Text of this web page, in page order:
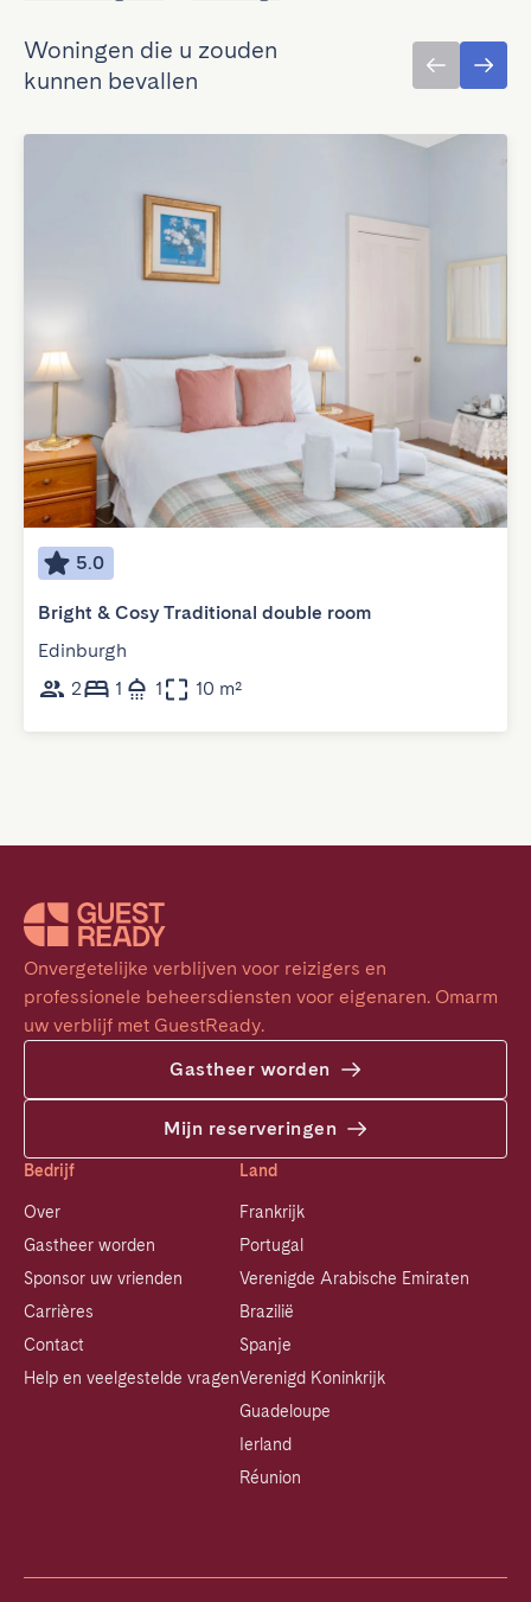
Woningen die u zouden
kunnen bevallen
5.0
Bright & Cosy Traditional double room
Edinburgh
2
1 1 10 m²
Onvergetelijke verblijven voor reizigers en
professionele beheersdiensten voor eigenaren. Omarm
uw verblijf met GuestReady.
Gastheer worden
Mijn reserveringen
Bedrijf
Over
Gastheer worden
Sponsor uw vrienden
Carrières
Contact
Help en veelgestelde vragen
Land
Frankrijk
Portugal
Verenigde Arabische Emiraten
Brazilië
Spanje
Verenigd Koninkrijk
Guadeloupe
Ierland
Réunion